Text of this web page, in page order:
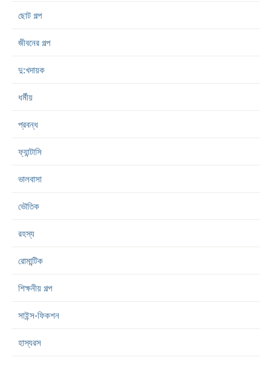
ছোট গল্প
জীবনের গল্প
দু:খদায়ক
ধর্মীয়
প্রবন্ধ
ফ্যান্টাসি
ভালবাসা
ভৌতিক
রহস্য
রোমান্টিক
শিক্ষনীয় গল্প
সাইন্স-ফিকশন
হাস্যরস